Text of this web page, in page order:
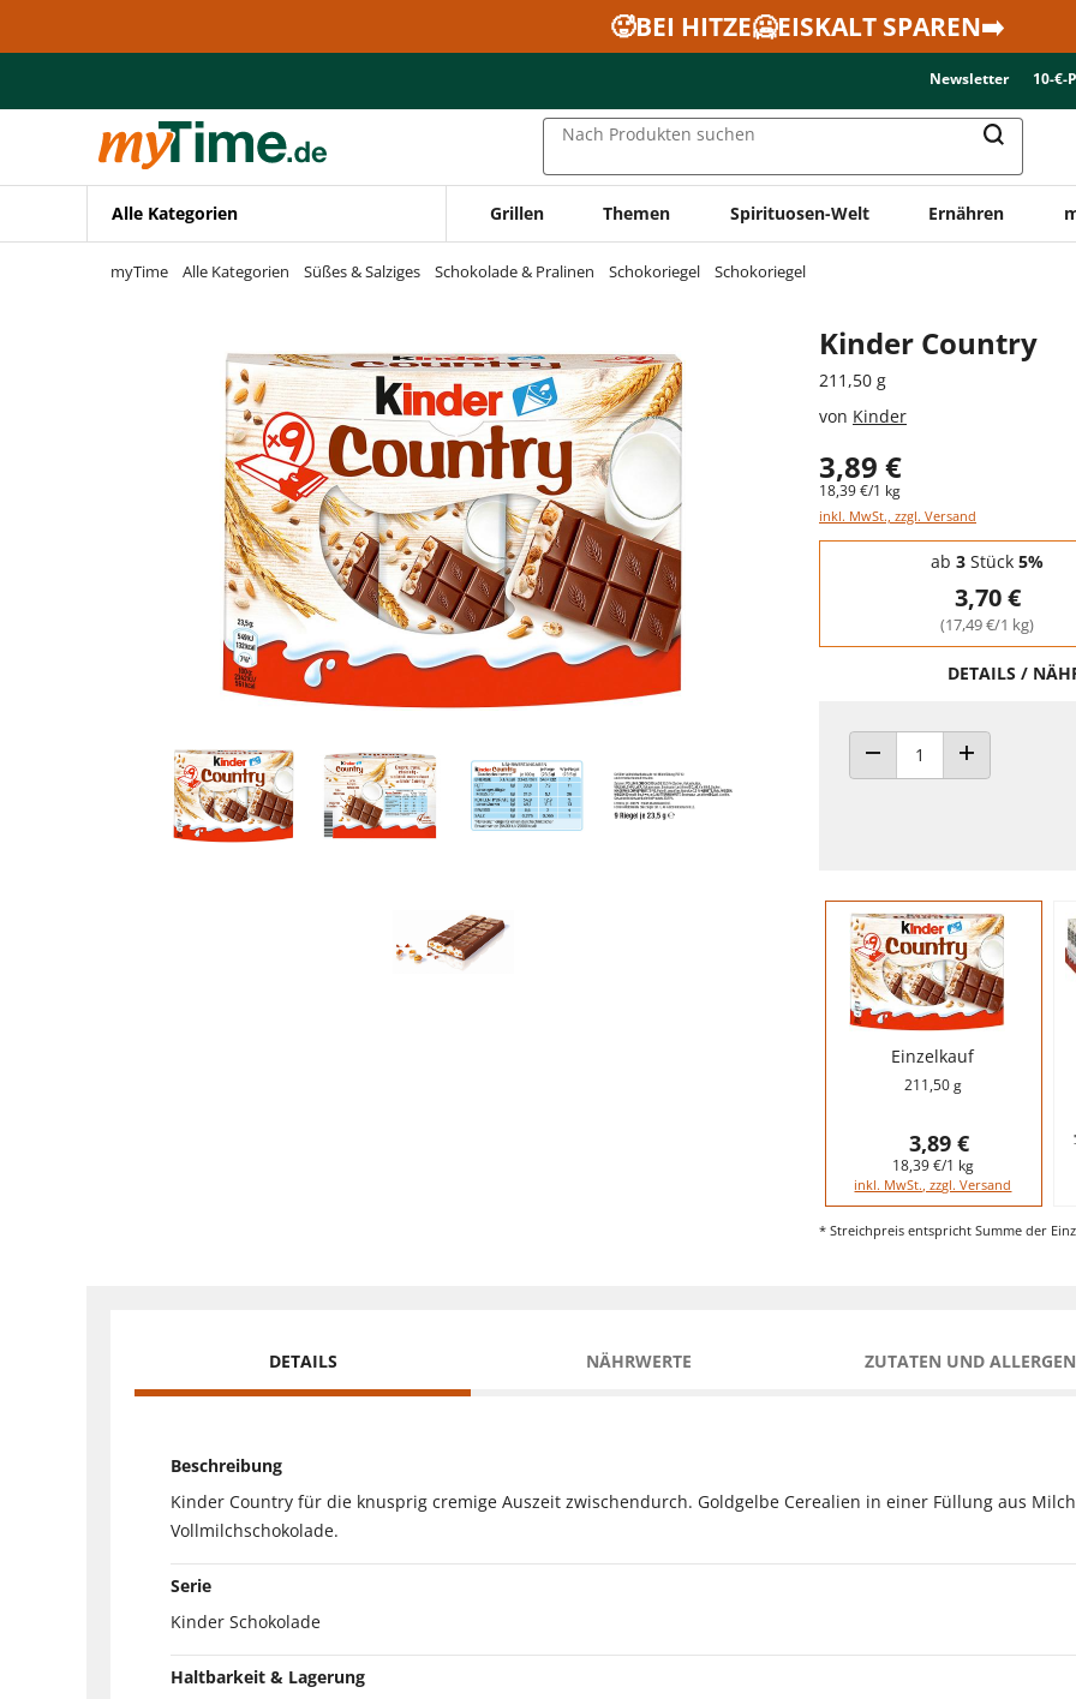
Zur Navigation springen
🥵BEI HITZE🥶EISKALT SPAREN➡️
Newsletter 10-€-
Nach Produkten suchen
Alle Kategorien Grillen Themen Spirituosen-Welt Ernähren
myTime Alle Kategorien Süßes & Salziges Schokolade & Pralinen Schokoriegel Schokoriegel
Kinder Country
211,50 g
von Kinder
3,89 €
18,39 €/1 kg
inkl. MwSt., zzgl. Versand
Staffelpreise - Mengenrabatt
ab 3 Stück 5%
3,70 €
(17,49 €/1 kg)
DETAILS /
ANZAHL VERRINGERN
ANZAHL
Einzelkauf
211,50 g
3,89 €
18,39 €/1 kg
inkl. MwSt., zzgl. Versand
* Streichpreis entspricht Summe der
DETAILS NÄHRWERTE ZUTATEN UND
Beschreibung
Kinder Country für die knusprig cremige Auszeit zwischendurch. Goldgelbe Cerealien in einer Füllung aus
Vollmilchschokolade.
Serie
Kinder Schokolade
Haltbarkeit & Lagerung